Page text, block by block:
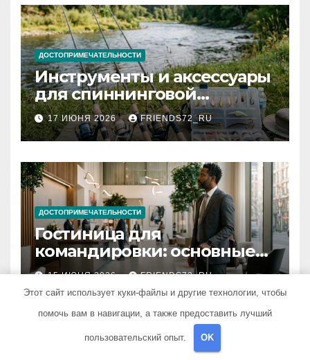
ДОСТОПРИМЕЧАТЕЛЬНОСТИ
Инструменты и аксессуары
для спиннинговой
рыбалки: назначение и
типы
17 ИЮНЯ 2026 FRIENDS72_RU
ДОСТОПРИМЕЧАТЕЛЬНОСТИ
Гостиница для
командировки: основные
критерии выбора
15 ИЮНЯ 2026 FRIENDS72_RU
Этот сайт использует куки-файлы и другие технологии, чтобы
помочь вам в навигации, а также предоставить лучший
пользовательский опыт. OK